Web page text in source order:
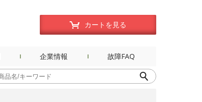
カートを見る
企業情報 故障FAQ